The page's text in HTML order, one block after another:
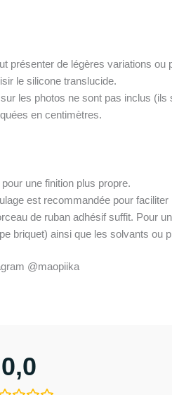
présenter de légères variations ou
le silicone translucide.
les photos ne sont pas inclus (ils
en centimètres.
une finition plus propre.
est recommandée pour
de ruban adhésif suffit. Pour
briquet) ainsi que les solvants ou
@maopiika
0,0